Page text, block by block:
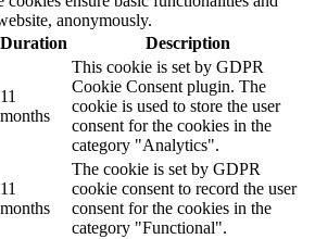
anonymously.
Duration Description
11
months
This cookie is set by GDPR
Cookie Consent plugin. The
cookie is used to store the user
consent for the cookies in the
category "Analytics".
11
months
The cookie is set by GDPR
cookie consent to record the user
consent for the cookies in the
category "Functional".